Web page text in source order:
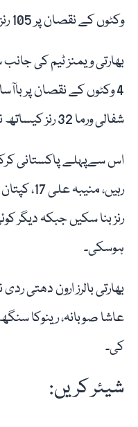
وکٹوں کے نقصان پر 105 رنز بناسکی۔
4 وکٹوں کے نقصان پر
شفالی ورما 32 رنز کیساتھ نمایاں رہیں۔
رنز بنا سکیں جبکہ دیگر
ہوسکی۔
کی۔
شیئر کریں: